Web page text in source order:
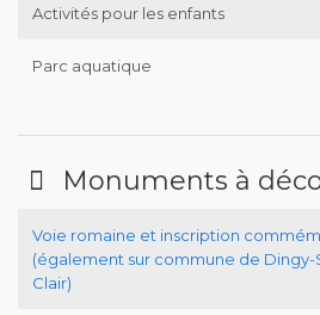
Activités pour les enfants
Parc aquatique
Monuments à
Voie romaine et inscription
(également sur commune de Dingy-
Clair)